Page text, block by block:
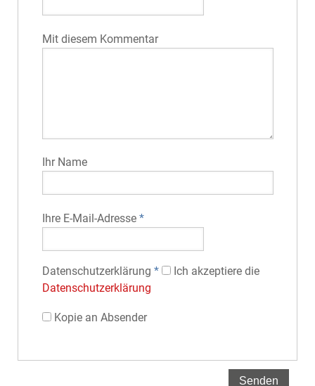
Mit diesem Kommentar
Ihr Name
Ihre E-Mail-Adresse*
Datenschutz­erklärung *
Ich akzeptiere die
Datenschutz­erklärung
Kopie an Absender